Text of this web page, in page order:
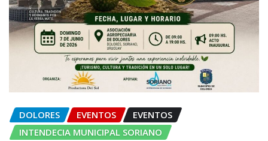
DOLORES EVENTOS
EVENTOS
INTENDECIA MUNICIPAL SORIANO